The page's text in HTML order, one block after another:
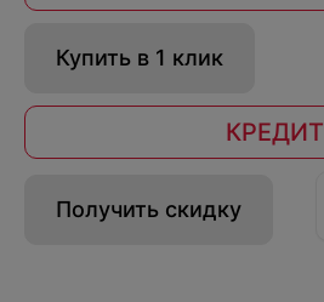
Купить в 1 клик
КРЕДИТ
Получить скидку